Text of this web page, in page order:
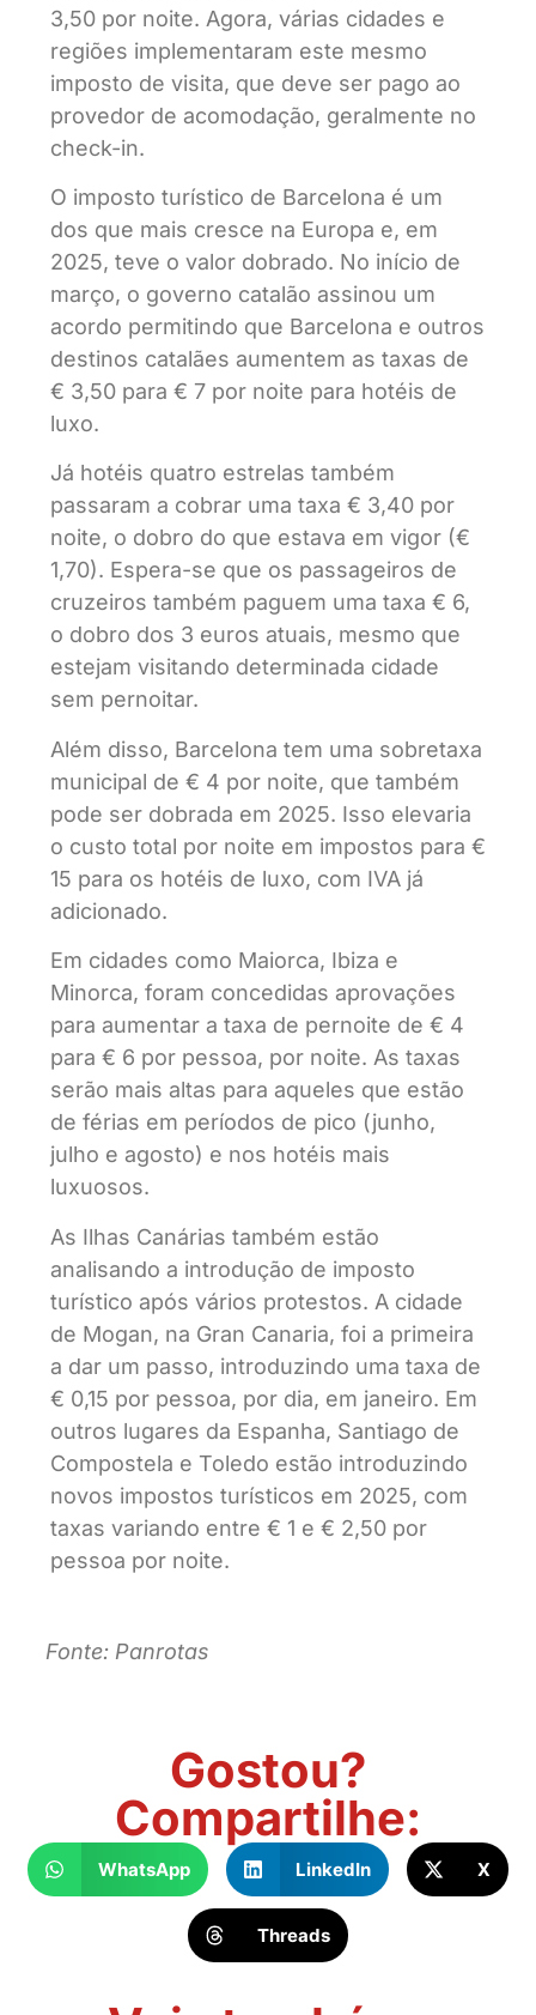
3,50 por noite. Agora, várias cidades e
regiões implementaram este mesmo
imposto de visita, que deve ser pago ao
provedor de acomodação, geralmente no
check-in.
O imposto turístico de Barcelona é um
dos que mais cresce na Europa e, em
2025, teve o valor dobrado. No início de
março, o governo catalão assinou um
acordo permitindo que Barcelona e outros
destinos catalães aumentem as taxas de
€ 3,50 para € 7 por noite para hotéis de
luxo.
Já hotéis quatro estrelas também
passaram a cobrar uma taxa € 3,40 por
noite, o dobro do que estava em vigor (€
1,70). Espera-se que os passageiros de
cruzeiros também paguem uma taxa € 6,
o dobro dos 3 euros atuais, mesmo que
estejam visitando determinada cidade
sem pernoitar.
Além disso, Barcelona tem uma sobretaxa
municipal de € 4 por noite, que também
pode ser dobrada em 2025. Isso elevaria
o custo total por noite em impostos para €
15 para os hotéis de luxo, com IVA já
adicionado.
Em cidades como Maiorca, Ibiza e
Minorca, foram concedidas aprovações
para aumentar a taxa de pernoite de € 4
para € 6 por pessoa, por noite. As taxas
serão mais altas para aqueles que estão
de férias em períodos de pico (junho,
julho e agosto) e nos hotéis mais
luxuosos.
As Ilhas Canárias também estão
analisando a introdução de imposto
turístico após vários protestos. A cidade
de Mogan, na Gran Canaria, foi a primeira
a dar um passo, introduzindo uma taxa de
€ 0,15 por pessoa, por dia, em janeiro. Em
outros lugares da Espanha, Santiago de
Compostela e Toledo estão introduzindo
novos impostos turísticos em 2025, com
taxas variando entre € 1 e € 2,50 por
pessoa por noite.
Fonte: Panrotas
Gostou?
Compartilhe:
WhatsApp LinkedIn X
Threads